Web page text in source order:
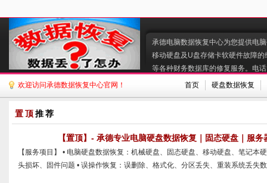
承德电脑数据恢复中心为您提供电
移动硬盘及U盘存储卡软硬件故障
等各种财务数据库的修复服务。电
欢迎访问承德数据恢复中心官网！
首页 硬盘数据恢复
置顶推荐
【置顶】- 承德专业电脑硬盘数据恢复｜固态硬盘｜服
【服务项目】 • 电脑硬盘数据恢复：机械硬盘、固态硬盘、移动硬盘、笔记本
头损坏、固件问题 • 误操作恢复：误删除、格式化、分区丢失、重装系统丢失